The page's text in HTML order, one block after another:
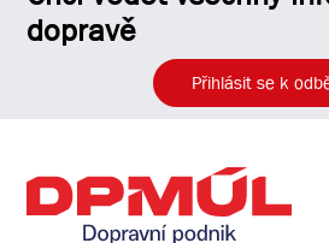
dopravě
Přihlásit se k